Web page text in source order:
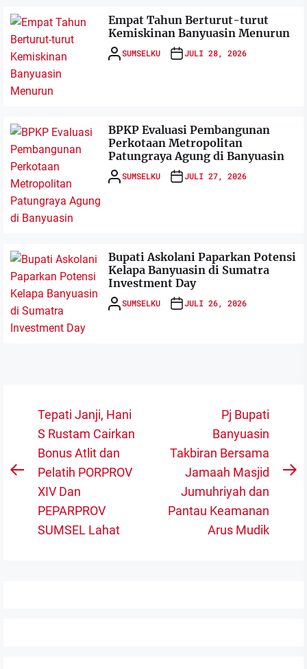
Empat Tahun Berturut-turut
Kemiskinan Banyuasin Menurun
SUMSELKU JULI 28, 2026
BPKP Evaluasi Pembangunan
Perkotaan Metropolitan
Patungraya Agung di Banyuasin
SUMSELKU JULI 27, 2026
Bupati Askolani Paparkan Potensi
Kelapa Banyuasin di Sumatra
Investment Day
SUMSELKU JULI 26, 2026
Navigasi
pos
Previous
Tepati Janji, Hani
S Rustam Cairkan
Bonus Atlit dan
Pelatih PORPROV
XIV Dan
PEPARPROV
SUMSEL Lahat
Pj Bupati
Banyuasin
Takbiran Bersama
Jamaah Masjid
Jumuhriyah dan
Pantau Keamanan
Arus Mudik